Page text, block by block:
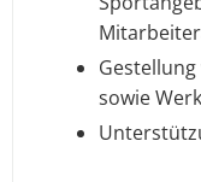
sowie